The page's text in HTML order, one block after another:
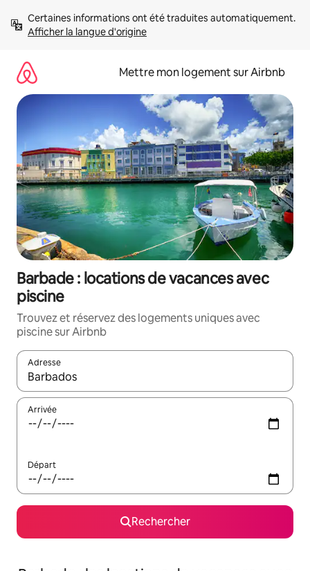
directement
Afficher la langue d'origine
Mettre mon logement sur Airbnb
Barbade : locations de vacances avec
piscine
Trouvez et réservez des logements uniques avec
piscine sur Airbnb
Adresse
Lorsque les résultats s'affichent, utilisez les flèches vers le
Arrivée
Départ
Rechercher